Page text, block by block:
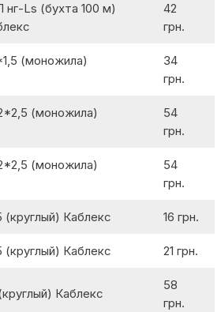
Ls (бухта 100 м)
42
грн.
(моножила)
34
грн.
(моножила)
54
грн.
(моножила)
54
грн.
Каблекс 16 грн.
Каблекс 21 грн.
Каблекс
58
грн.